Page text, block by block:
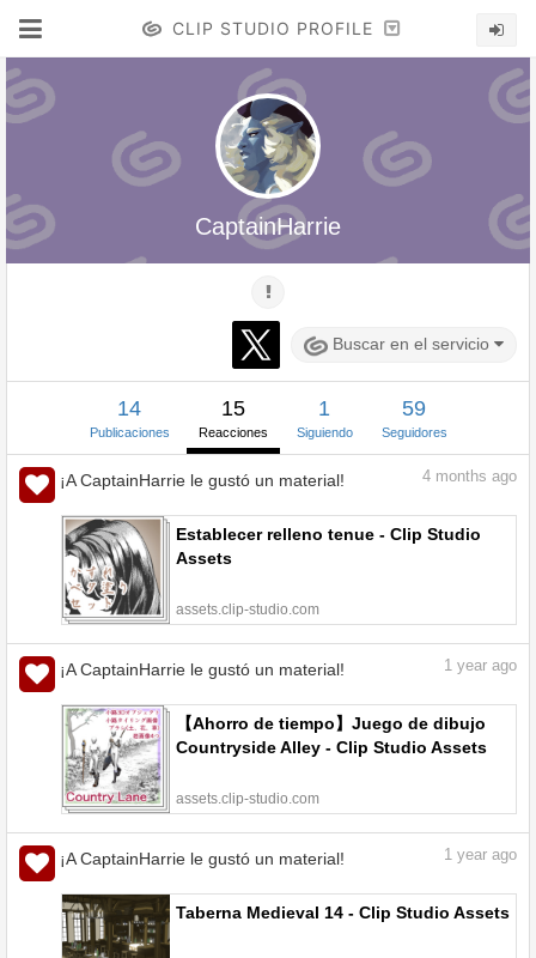
CLIP STUDIO PROFILE
CaptainHarrie
Buscar en el servicio
14
Publicaciones
15
Reacciones
1
Siguiendo
59
Seguidores
¡A CaptainHarrie le gustó un material! 4 months ago
Establecer relleno tenue - Clip Studio
Assets
assets.clip-studio.com
¡A CaptainHarrie le gustó un material! 1 year ago
【Ahorro de tiempo】Juego de dibujo
Countryside Alley - Clip Studio Assets
assets.clip-studio.com
¡A CaptainHarrie le gustó un material! 1 year ago
Taberna Medieval 14 - Clip Studio Assets